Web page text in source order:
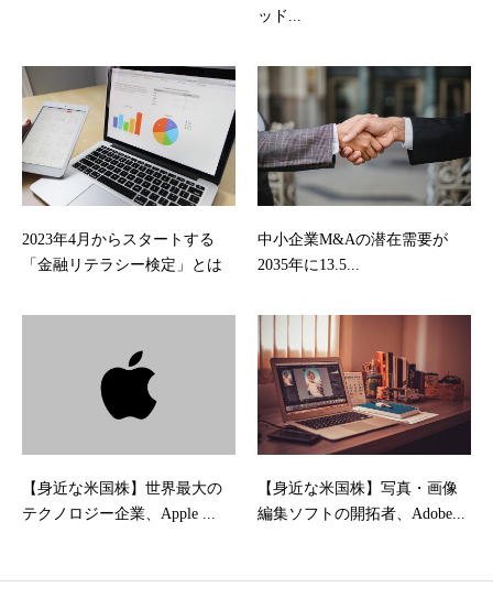
ッド...
2023年4月からスタートする
「金融リテラシー検定」とは
中小企業M&Aの潜在需要が
2035年に13.5...
【身近な米国株】世界最大の
テクノロジー企業、Apple ...
【身近な米国株】写真・画像
編集ソフトの開拓者、Adobe...